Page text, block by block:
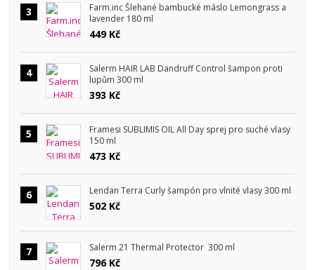
3
Farm.inc Šlehané bambucké máslo Lemongrass a
lavender 180 ml
449 Kč
4
Salerm HAIR LAB Dandruff Control šampon proti
lupům 300 ml
393 Kč
5
Framesi SUBLIMIS OIL All Day sprej pro suché vlasy
150 ml
473 Kč
6 Lendan Terra Curly šampón pro vlnité vlasy 300 ml
502 Kč
7 Salerm 21 Thermal Protector 300 ml
796 Kč